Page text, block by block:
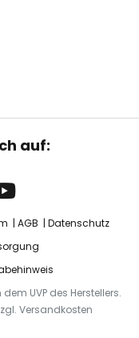
auf:
AGB
Datenschutz
UVP des Herstellers.
Versandkosten